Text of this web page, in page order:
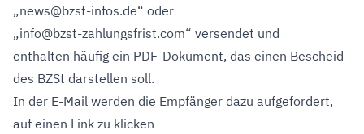
„news@bzst-infos.de“ oder
„info@bzst-zahlungsfrist.com“ versendet und
enthalten häufig ein PDF-Dokument, das einen Bescheid
des BZSt darstellen soll.
In der E-Mail werden die Empfänger dazu aufgefordert,
auf einen Link zu klicken